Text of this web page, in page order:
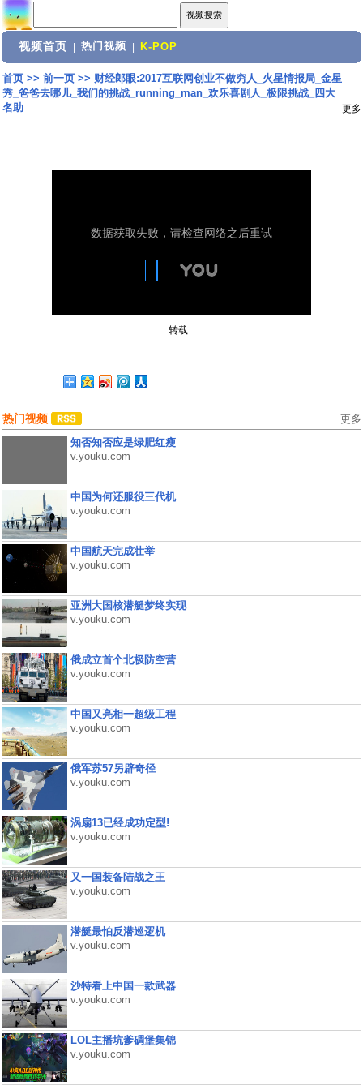
视频首页 热门视频 K-POP
首页>> 前一页>> 财经郎眼:2017互联网创业不做穷人_火星情报局_金星
秀_爸爸去哪儿_我们的挑战_running_man_欢乐喜剧人_极限挑战_四大
名助
更多
转载:
热门视频 更多
知否知否应是绿肥红瘦
v.youku.com
中国为何还服役三代机
v.youku.com
中国航天完成壮举
v.youku.com
亚洲大国核潜艇梦终实现
v.youku.com
俄成立首个北极防空营
v.youku.com
中国又亮相一超级工程
v.youku.com
俄军苏57另辟奇径
v.youku.com
涡扇13已经成功定型!
v.youku.com
又一国装备陆战之王
v.youku.com
潜艇最怕反潜巡逻机
v.youku.com
沙特看上中国一款武器
v.youku.com
LOL主播坑爹碉堡集锦
v.youku.com